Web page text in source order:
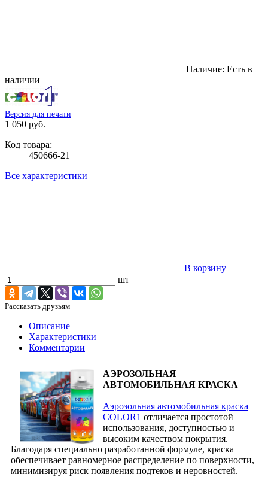
Наличие: Есть в
наличии
Версия для печати
1 050 руб.
Код товара:
450666-21
Все характеристики
В корзину
шт
Рассказать друзьям
Описание
Характеристики
Комментарии
АЭРОЗОЛЬНАЯ
АВТОМОБИЛЬНАЯ КРАСКА
Аэрозольная автомобильная краска
COLOR1 отличается простотой
использования, доступностью и
высоким качеством покрытия.
Благодаря специально разработанной формуле, краска
обеспечивает равномерное распределение по поверхности,
минимизируя риск появления подтеков и неровностей.